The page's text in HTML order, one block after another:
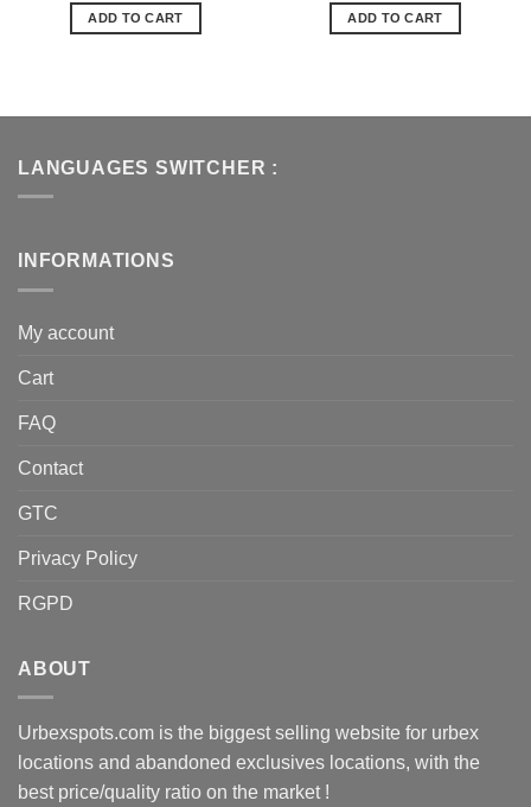
ADD TO CART
was:
99,99 €.
ADD TO CART
LANGUAGES SWITCHER :
INFORMATIONS
My account
Cart
FAQ
Contact
GTC
Privacy Policy
RGPD
ABOUT
Urbexspots.com is the biggest selling website for urbex
locations and abandoned exclusives locations, with the
best price/quality ratio on the market !